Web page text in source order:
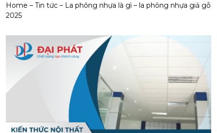
Home – Tin tức – La phông nhựa là gì – la phông nhựa giả gỗ
2025